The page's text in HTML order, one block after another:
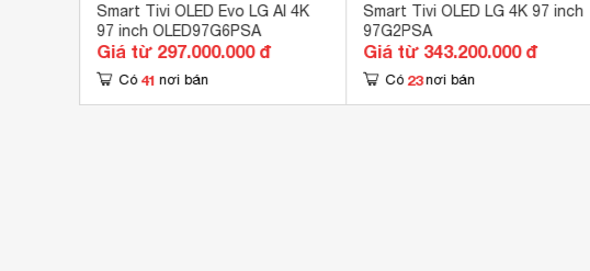
TV 360
Kết nối không dây với điện thoại, máy
tính bảng
LG ThinQ
Smart Tivi OLED Evo LG AI 4K
97 inch OLED97G6PSA
Giá từ 297.000.000 đ
Có 41 nơi bán
Smart Tivi OLED LG 4K 97 inch
97G2PSA
Giá từ 343.200.000 đ
Có 23 nơi bán